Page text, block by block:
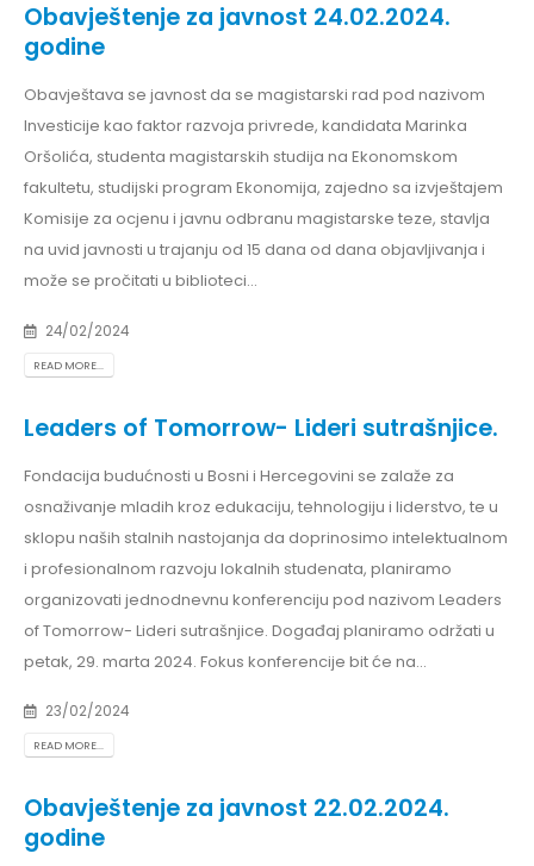
Obavještenje za javnost 24.02.2024.
godine
Obavještava se javnost da se magistarski rad pod nazivom
Investicije kao faktor razvoja privrede, kandidata Marinka
Oršolića, studenta magistarskih studija na Ekonomskom
fakultetu, studijski program Ekonomija, zajedno sa izvještajem
Komisije za ocjenu i javnu odbranu magistarske teze, stavlja
na uvid javnosti u trajanju od 15 dana od dana objavljivanja i
može se pročitati u biblioteci...
24/02/2024
READ MORE...
Leaders of Tomorrow- Lideri sutrašnjice.
Fondacija budućnosti u Bosni i Hercegovini se zalaže za
osnaživanje mladih kroz edukaciju, tehnologiju i liderstvo, te u
sklopu naših stalnih nastojanja da doprinosimo intelektualnom
i profesionalnom razvoju lokalnih studenata, planiramo
organizovati jednodnevnu konferenciju pod nazivom Leaders
of Tomorrow- Lideri sutrašnjice. Događaj planiramo održati u
petak, 29. marta 2024. Fokus konferencije bit će na...
23/02/2024
READ MORE...
Obavještenje za javnost 22.02.2024.
godine